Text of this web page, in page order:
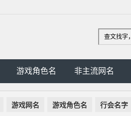
游戏角色名 非主流网名
游戏网名 游戏角色名 行会名字